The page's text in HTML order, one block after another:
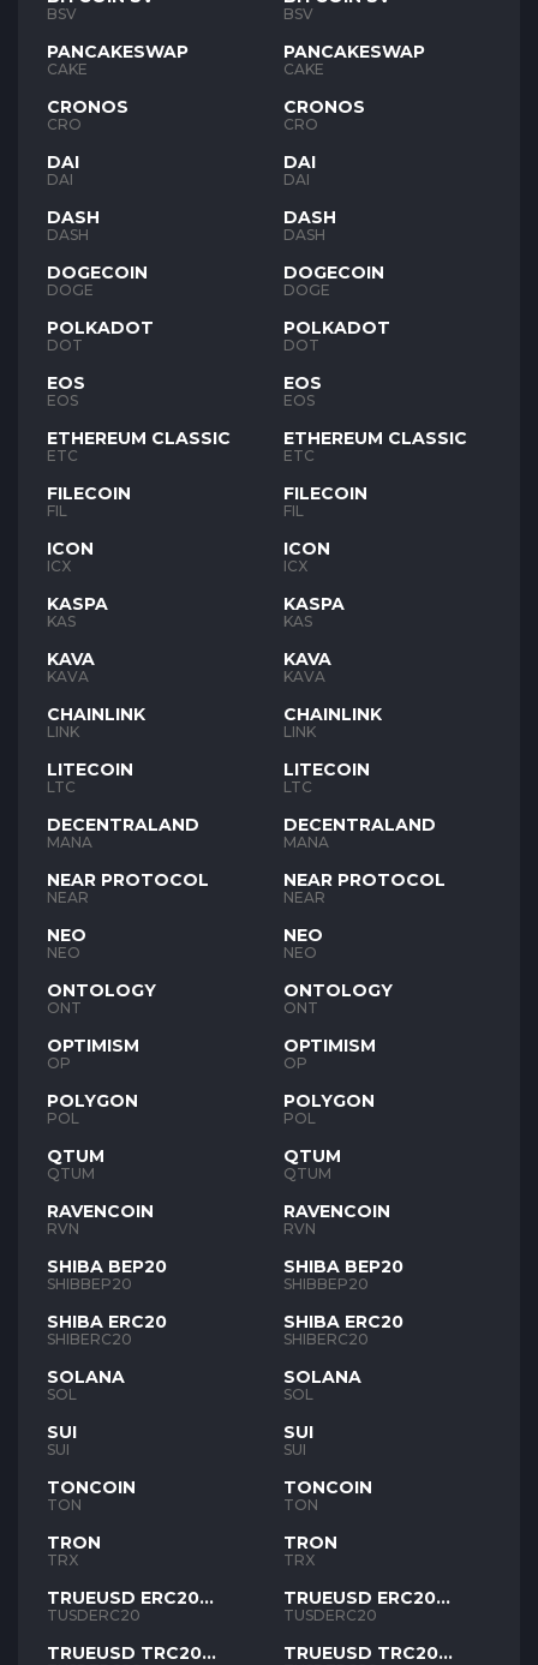
BSV
PANCAKESWAP
CAKE
CRONOS
CRO
DAI
DAI
DASH
DASH
DOGECOIN
DOGE
POLKADOT
DOT
EOS
EOS
ETHEREUM CLASSIC
ETC
FILECOIN
FIL
ICON
ICX
KASPA
KAS
KAVA
KAVA
CHAINLINK
LINK
LITECOIN
LTC
DECENTRALAND
MANA
NEAR PROTOCOL
NEAR
NEO
NEO
ONTOLOGY
ONT
OPTIMISM
OP
POLYGON
POL
QTUM
QTUM
RAVENCOIN
RVN
SHIBA BEP20
SHIBBEP20
SHIBA ERC20
SHIBERC20
SOLANA
SOL
SUI
SUI
TONCOIN
TON
TRON
TRX
TRUEUSD ERC20
TUSD
TUSDERC20
TRUEUSD TRC20
BSV
PANCAKESWAP
CAKE
CRONOS
CRO
DAI
DAI
DASH
DASH
DOGECOIN
DOGE
POLKADOT
DOT
EOS
EOS
ETHEREUM CLASSIC
ETC
FILECOIN
FIL
ICON
ICX
KASPA
KAS
KAVA
KAVA
CHAINLINK
LINK
LITECOIN
LTC
DECENTRALAND
MANA
NEAR PROTOCOL
NEAR
NEO
NEO
ONTOLOGY
ONT
OPTIMISM
OP
POLYGON
POL
QTUM
QTUM
RAVENCOIN
RVN
SHIBA BEP20
SHIBBEP20
SHIBA ERC20
SHIBERC20
SOLANA
SOL
SUI
SUI
TONCOIN
TON
TRON
TRX
TRUEUSD ERC20
TUSD
TUSDERC20
TRUEUSD TRC20